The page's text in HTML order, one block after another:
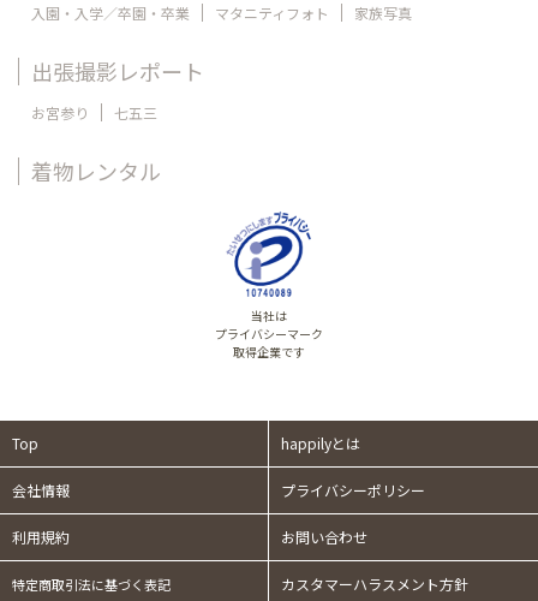
入園・入学／卒園・卒業
マタニティフォト 家族写真
出張撮影レポート
お宮参り 七五三
着物レンタル
当社は
プライバシーマーク
取得企業です
Top happilyとは
会社情報 プライバシーポリシー
利用規約 お問い合わせ
特定商取引法に基づく表記 カスタマーハラスメント方針